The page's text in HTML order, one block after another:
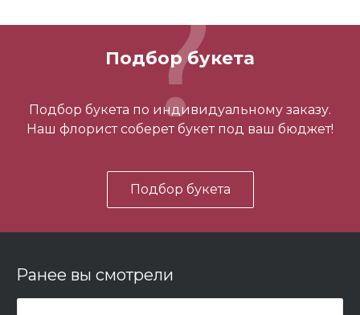
-
Подбор букета
Подбор букета по индивидуальному заказу.
Наш флорист соберет букет под ваш бюджет!
Подбор букета
Ранее вы смотрели